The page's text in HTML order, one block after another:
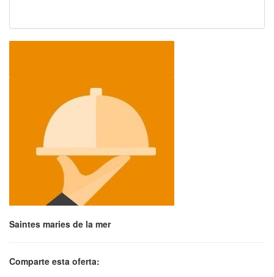
Saintes maries de la mer
Comparte esta oferta: